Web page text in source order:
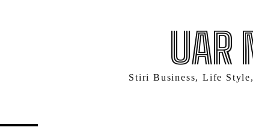
UAR
Stiri Business, Life